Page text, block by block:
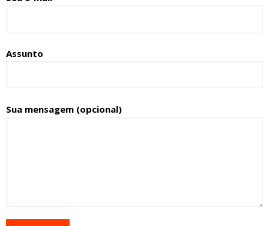
Assunto
Sua mensagem (opcional)